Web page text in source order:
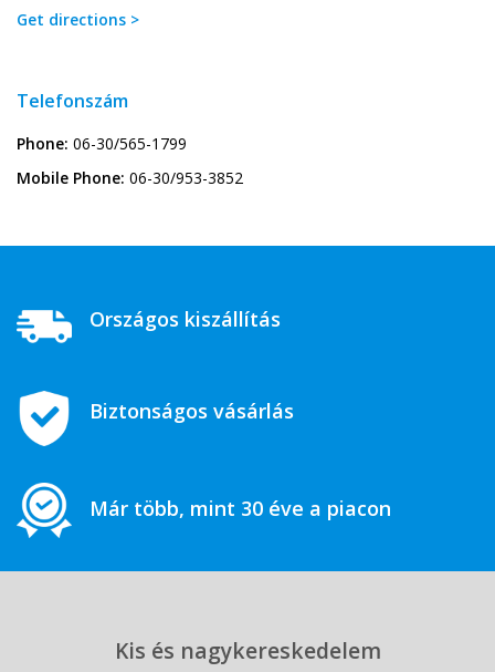
Get directions >
Telefonszám
Phone: 06-30/565-1799
Mobile Phone: 06-30/953-3852
Országos kiszállítás
Biztonságos vásárlás
Már több, mint 30 éve a piacon
Kis és nagykereskedelem